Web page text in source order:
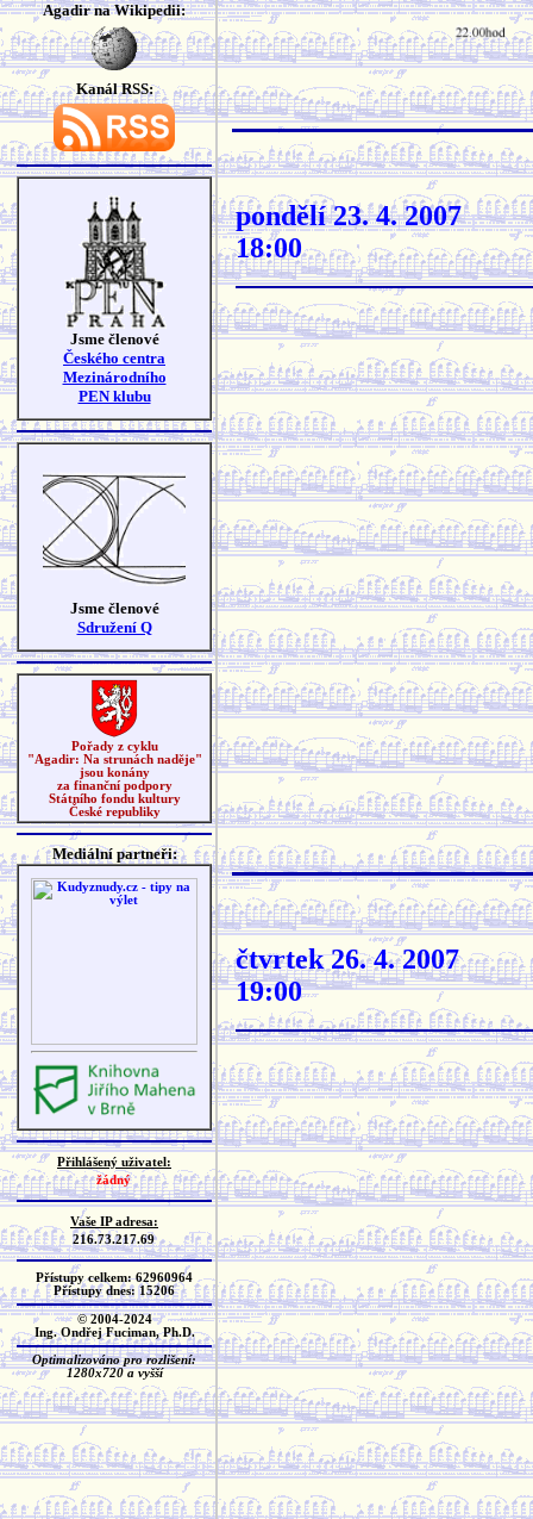
Agadir na Wikipedii:
Kanál RSS:
Jsme členové
Českého centra
Mezinárodního
PEN klubu
Jsme členové
Sdružení Q
Pořady z cyklu
"Agadir: Na strunách naděje"
jsou konány
za finanční podpory
Státního fondu kultury
České republiky
Mediální partneři:
Přihlášený uživatel:
žádný
Vaše IP adresa:
216.73.217.69
Přístupy celkem: 62960964
Přístupy dnes: 15206
© 2004-2024
Ing. Ondřej Fuciman, Ph.D.
Optimalizováno pro rozlišení:
1280x720 a vyšší
pondělí 23. 4. 2007
18:00
čtvrtek 26. 4. 2007
19:00